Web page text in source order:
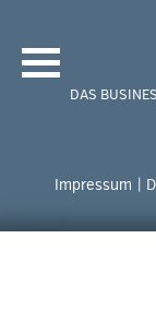
DAS
Impressum